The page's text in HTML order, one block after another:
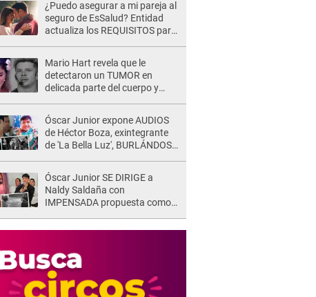
¿Puedo asegurar a mi pareja al
seguro de EsSalud? Entidad
actualiza los REQUISITOS para
Mario Hart revela que le
detectaron un TUMOR en
delicada parte del cuerpo y
muy fuertes..."
Óscar Junior expone AUDIOS
de Héctor Boza, exintegrante
de 'La Bella Luz', BURLÁNDOSE
de maltrato: "Grábame..."
Óscar Junior SE DIRIGE a
Naldy Saldaña con
IMPENSADA propuesta como